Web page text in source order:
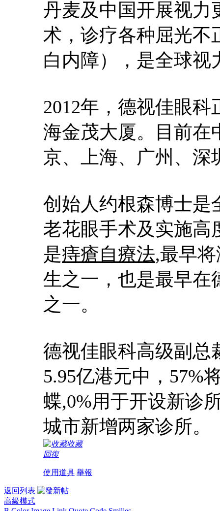
丹麦及中国开展视力
术，诊疗各种屈光不
白内障），是全球视
2012年，德视佳眼
海金茂大厦。目前在
京、上海、广州、深
创始人约根森博士是
老花眼手术及实施高
是痔瘡自療法,最早
生之一，也是最早在
之一。
德视佳眼科高级副总
5.95亿港元中，57%
蝶,0%用于开设新诊
城市新增两家诊所。
收藏
回復
使用道具 舉報
返回列表
高級模式